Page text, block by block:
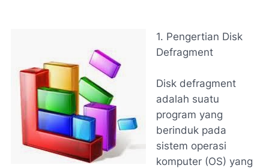
1. Pengertian Disk
Defragment
Disk defragment
adalah suatu
program yang
berinduk pada
sistem operasi
komputer (OS) yang